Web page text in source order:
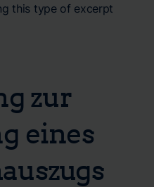
this type of excerpt
zur
eines